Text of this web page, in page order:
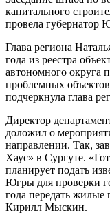
капитального
провела губернатор
Глава региона
года из реестра
автономного округа
проблемных
подчеркнула глава
Директор
доложил о
направлении. Так,
Хаус» в Сургуте.
планирует подать
Югры для проверки
года передать
Кирилл Мыскин.